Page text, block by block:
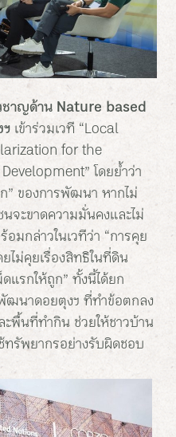
ชาญด้านNature based
เข้าร่วมเวที “Local
for the
โดยย้ำว่า
” ของการพัฒนา หากไม่
จะขาดความมั่นคงและไม่
มกล่าวในเวทีว่า “การคุย
ไม่คุยเรื่องสิทธิในที่ดิน
ดแรกให้ถูก” ทั้งนี้ได้ยก
ฒนาดอยตุงฯ ที่ทำข้อตกลง
พื้นที่ทำกิน ช่วยให้ชาวบ้าน
ทรัพยากรอย่างรับผิดชอบ